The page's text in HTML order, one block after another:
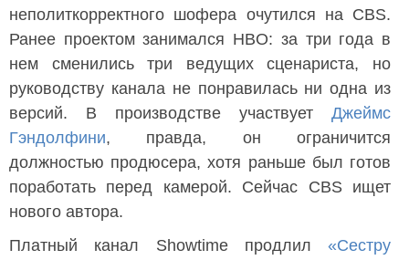
неполиткорректного шофера очутился на CBS.
Ранее проектом занимался HBO: за три года в
нем сменились три ведущих сценариста, но
руководству канала не понравилась ни одна из
версий. В производстве участвует Джеймс
Гэндолфини, правда, он ограничится
должностью продюсера, хотя раньше был готов
поработать перед камерой. Сейчас CBS ищет
нового автора.
Платный канал Showtime продлил «Сестру